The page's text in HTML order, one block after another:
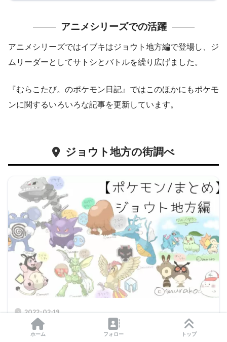
アニメシリーズでの活躍
アニメシリーズではイブキはジョウト地方編で登場し、ジ
ムリーダーとしてサトシとバトルを繰り広げました。
『むらこたび。のポケモン日記』ではこのほかにもポケモ
ンに関するいろいろな記事を更新しています。
ジョウト地方の街調べ
2022-02-19
【ポケモン/旅行】ジョウト地方のモデル一覧 実際の
近畿地方のおススメの旅行先も紹介！【金/銀】
ホーム フォロー トップ